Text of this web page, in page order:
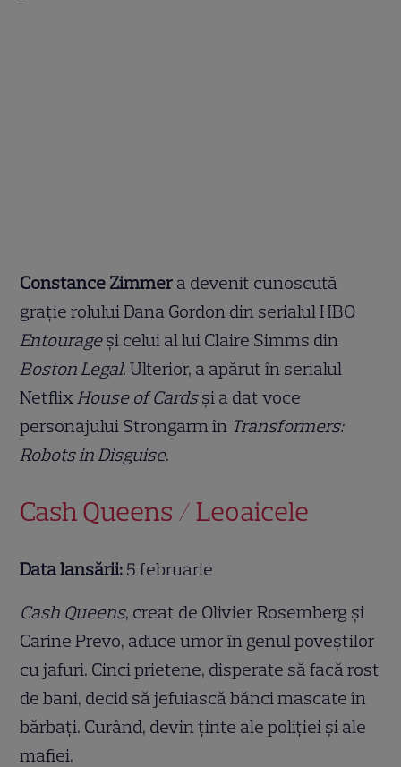
Constance Zimmer a devenit cunoscută
grație rolului Dana Gordon din serialul HBO
Entourageși celui al lui Claire Simms din
Boston Legal. Ulterior, a apărut în serialul
Netflix House of Cardsși a dat voce
personajului Strongarm în Transformers:
Robots in Disguise.
Cash Queens / Leoaicele
Data lansării: 5 februarie
Cash Queens, creat de Olivier Rosemberg și
Carine Prevo, aduce umor în genul poveștilor
cu jafuri. Cinci prietene, disperate să facă rost
de bani, decid să jefuiască bănci mascate în
bărbați. Curând, devin ținte ale poliției și ale
mafiei.